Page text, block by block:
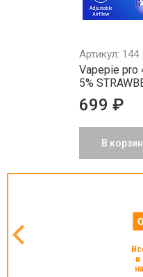
Артикул: 144
Vapepie pro
5%
699 ₽
В
в